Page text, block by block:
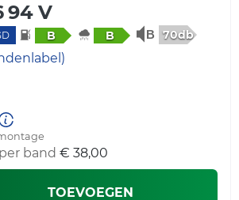
94 V
B B 70db
band € 38,00
TOEVOEGEN